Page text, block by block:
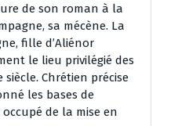
de son roman à la
sa mécène. La
fille d’Aliénor
le lieu privilégié des
Chrétien précise
les bases de
de la mise en